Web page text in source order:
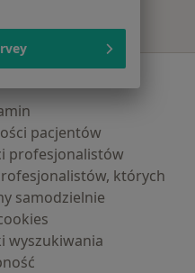
pacjentów
profesjonalistów
których
samodzielnie
wyszukiwania